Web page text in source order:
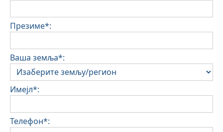
Презиме*:
Ваша земља*:
Имејл*:
Телефон*: